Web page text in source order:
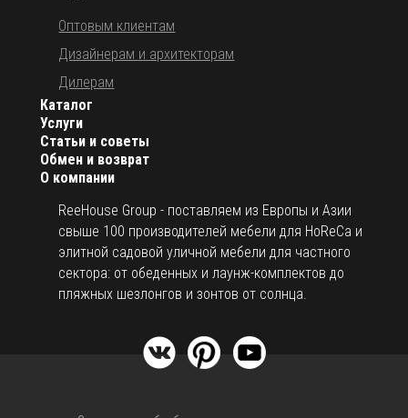
О компании
ReeHouse Group - поставляем из Европы и Азии
свыше 100 производителей мебели для HoReCa и
элитной садовой уличной мебели для частного
сектора: от обеденных и лаунж-комплектов до
пляжных шезлонгов и зонтов от солнца.
Каталог
Услуги
Статьи и советы
Обмен и возврат
Оптовым клиентам
Дизайнерам и архитекторам
Дилерам